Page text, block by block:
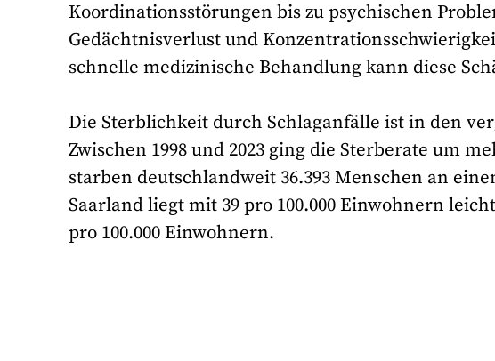
Koordinationsstörungen bis zu psychischen
Gedächtnisverlust und
schnelle medizinische Behandlung kann diese
Die Sterblichkeit durch Schlaganfälle ist in den
Zwischen 1998 und 2023 ging die Sterberate um
starben deutschlandweit 36.393 Menschen an
Saarland liegt mit 39 pro 100.000 Einwohnern
pro 100.000 Einwohnern.